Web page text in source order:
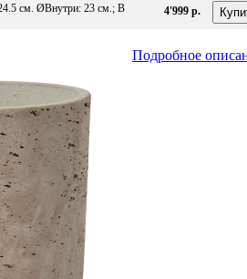
см. ØВнутри: 23 см.; В
4'999 р.
Подробное